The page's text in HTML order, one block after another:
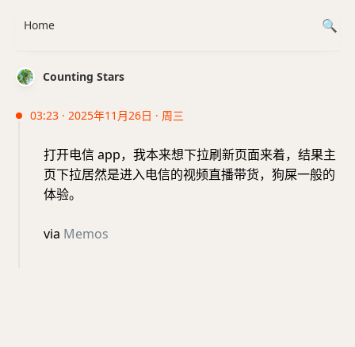
Counting Stars
03:23 · 2025年11月26日 · 周三
打开电信 app，我本来想下拉刷新页面来着，结果主
页下拉居然是进入电信的视频直播带货，狗屎一般的
体验。
via Memos
Home